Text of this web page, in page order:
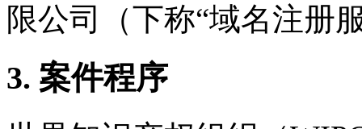
限公司（下称“域名注册
3. 案件程序